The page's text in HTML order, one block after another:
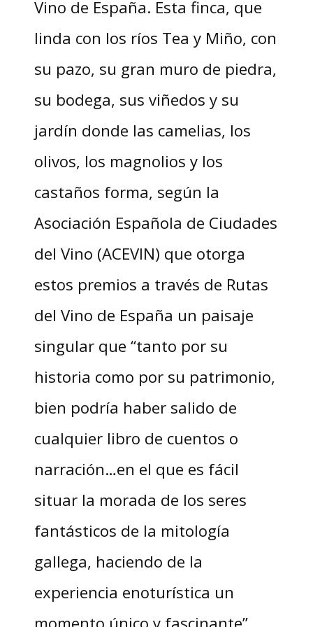
Vino de España. Esta finca, que
linda con los ríos Tea y Miño, con
su pazo, su gran muro de piedra,
su bodega, sus viñedos y su
jardín donde las camelias, los
olivos, los magnolios y los
castaños forma, según la
Asociación Española de Ciudades
del Vino (ACEVIN) que otorga
estos premios a través de Rutas
del Vino de España un paisaje
singular que “tanto por su
historia como por su patrimonio,
bien podría haber salido de
cualquier libro de cuentos o
narración…en el que es fácil
situar la morada de los seres
fantásticos de la mitología
gallega, haciendo de la
experiencia enoturística un
momento único y fascinante”.